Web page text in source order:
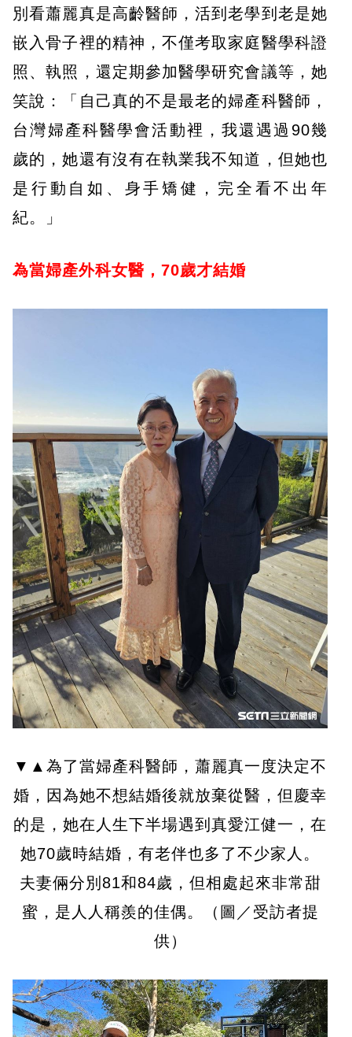
別看蕭麗真是高齡醫師，活到老學到老是她
嵌入骨子裡的精神，不僅考取家庭醫學科證
照、執照，還定期參加醫學研究會議等，她
笑說：「自己真的不是最老的婦產科醫師，
台灣婦產科醫學會活動裡，我還遇過90幾
歲的，她還有沒有在執業我不知道，但她也
是行動自如、身手矯健，完全看不出年
紀。」
為當婦產外科女醫，70歲才結婚
▼▲為了當婦產科醫師，蕭麗真一度決定不
婚，因為她不想結婚後就放棄從醫，但慶幸
的是，她在人生下半場遇到真愛江健一，在
她70歲時結婚，有老伴也多了不少家人。
夫妻倆分別81和84歲，但相處起來非常甜
蜜，是人人稱羨的佳偶。（圖／受訪者提
供）